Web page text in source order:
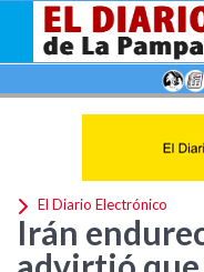
El Diario Electrónico
Irán